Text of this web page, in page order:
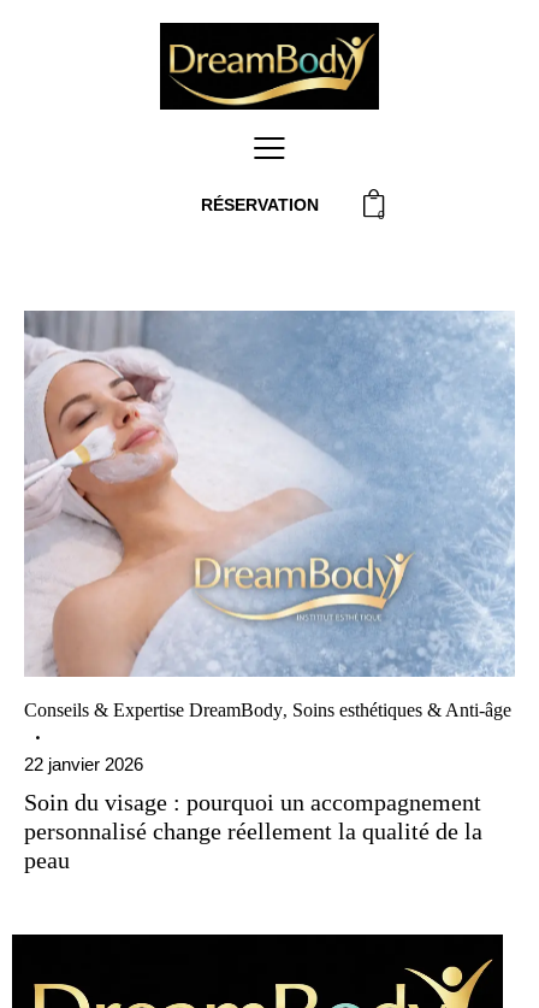
RÉSERVATION
0
Conseils & Expertise DreamBody, Soins esthétiques & Anti-âge
22 janvier 2026
Soin du visage : pourquoi un accompagnement
personnalisé change réellement la qualité de la
peau